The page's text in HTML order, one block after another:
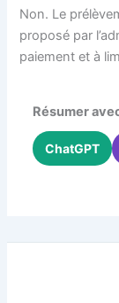
Non. Le
proposé par
paiement et à
Résumer
ChatGPT